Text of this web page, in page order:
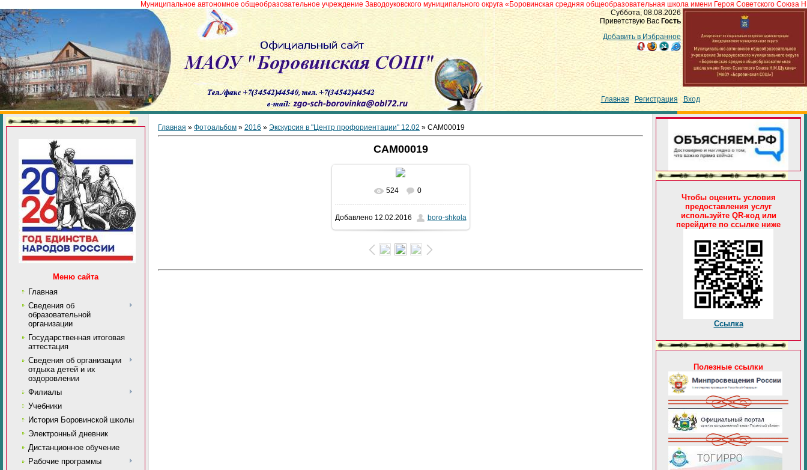
Муниципальное автономное общеобразовательное учреждение Заводоуковского муниципального округа «Боровинская средняя общеобразовательная школа имени Героя Советского Союза
Суббота, 08.08.2026
Приветствую Вас Гость
Добавить в Избранное
Главная Регистрация Вход
Меню сайта
Главная
Сведения об
образовательной
организации
Государственная итоговая
аттестация
Сведения об организации
отдыха детей и их
оздоровлении
Филиалы
Учебники
История Боровинской школы
Электронный дневник
Дистанционное обучение
Рабочие программы
Главная » Фотоальбом » 2016 » Экскурсия в "Центр профориентации" 12.02 » CAM00019
CAM00019
В реальном размере
150.3Kb
524 0
Добавлено12.02.2016 boro-shkola
Чтобы оценить условия
предоставления услуг
используйте QR-код или
перейдите по ссылке ниже
Ссылка
Полезные ссылки